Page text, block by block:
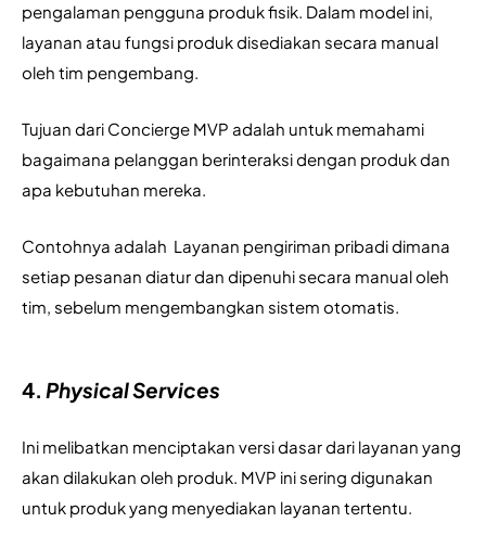
pengalaman pengguna produk fisik. Dalam model ini,
layanan atau fungsi produk disediakan secara manual
oleh tim pengembang.
Tujuan dari Concierge MVP adalah untuk memahami
bagaimana pelanggan berinteraksi dengan produk dan
apa kebutuhan mereka.
Contohnya adalah  Layanan pengiriman pribadi dimana
setiap pesanan diatur dan dipenuhi secara manual oleh
tim, sebelum mengembangkan sistem otomatis.
4. Physical Services
Ini melibatkan menciptakan versi dasar dari layanan yang
akan dilakukan oleh produk. MVP ini sering digunakan
untuk produk yang menyediakan layanan tertentu.